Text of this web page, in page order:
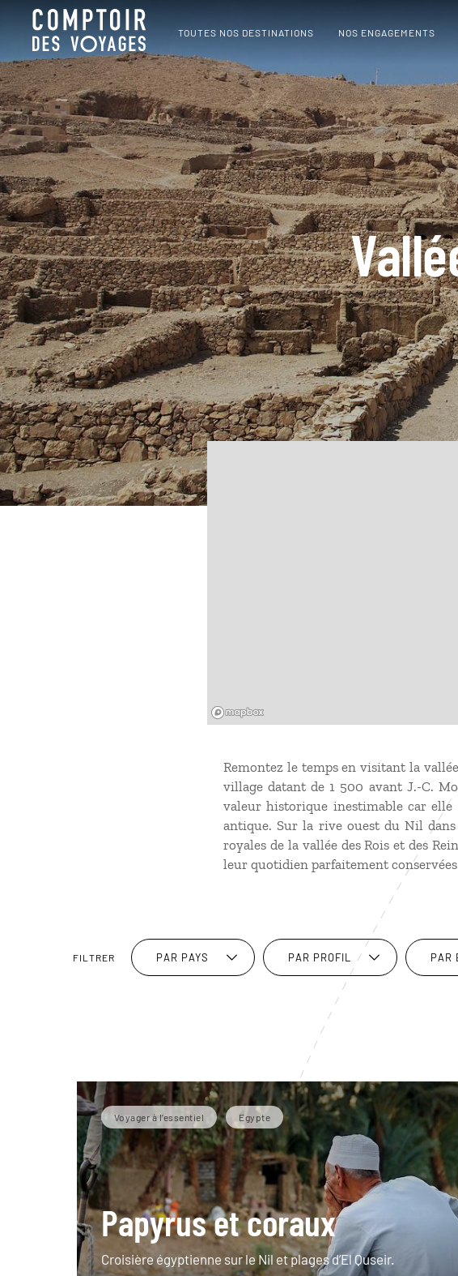
TOUTES NOS DESTINATIONS NOS ENGAGEMENTS
Remontez le temps en visitant la
village datant de 1 500 avant J.-C.
valeur historique inestimable car elle
antique. Sur la rive ouest du Nil dans
royales de la vallée des Rois et des
leur quotidien parfaitement
FILTRER PAR PAYS PAR PROFIL PAR
Voyager à l’essentiel Egypte
Papyrus et coraux
Croisière égyptienne sur le Nil et plages d’El Quseir.